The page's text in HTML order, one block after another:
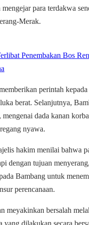
para terdakwa
Merak.
Penembakan Bos
perintah
berat. Selanjutnya,
mengenai dada kanan
nyawa.
hakim menilai bahwa
dengan tujuan
Bambang untuk
perencanaan.
meyakinkan bersalah